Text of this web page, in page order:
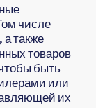
числе
также
товаров
быть
или
их